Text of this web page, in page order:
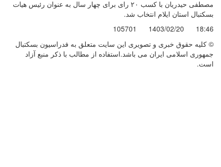
مصطفی حیدریان با کسب ۲۰ رای برای چهار سال به عنوان رئیس هیات
بسکتبال استان ایلام انتخاب شد.
18:46
1403/02/20
105701
© کليه حقوق خبری و تصويری اين سايت متعلق به فدراسیون بسکتبال
جمهوری اسلامی ایران می باشد.استفاده از مطالب با ذكر منبع آزاد
است.